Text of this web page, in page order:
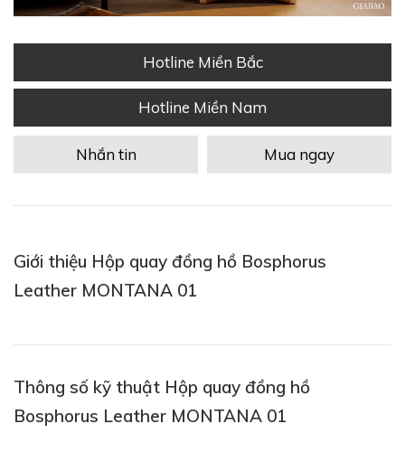
Hotline Miền Bắc
Hotline Miền Nam
Nhắn tin Mua ngay
Giới thiệu Hộp quay đồng hồ Bosphorus
Leather MONTANA 01
Thông số kỹ thuật Hộp quay đồng hồ
Bosphorus Leather MONTANA 01